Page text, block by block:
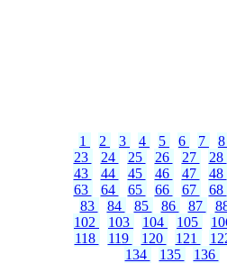
1 2 3 4 5 6 7
23
24 25 26 27
28
43
44 45 46 47
48
63
64 65 66 67
68
83
84 85 86 87
102
103 104 105
118
119 120 121
134
135 136